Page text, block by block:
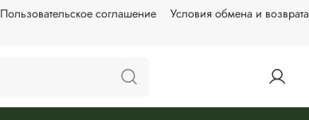
Пользовательское соглашение Условия обмена и возврата